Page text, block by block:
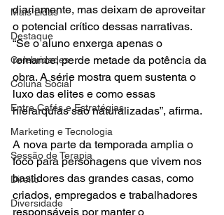
Mais Lidas
Destaque
Celebridades
Coluna Social
Entre Cafés e Estratégias
Marketing e Tecnologia
Sessão de Terapia
Direito
Diversidade
diariamente, mas deixam de aproveitar
o potencial crítico dessas narrativas.
“Se o aluno enxerga apenas o
romance, perde metade da potência da
obra. A série mostra quem sustenta o
luxo das elites e como essas
hierarquias são naturalizadas”, afirma.
A nova parte da temporada amplia o
foco para personagens que vivem nos
bastidores das grandes casas, como
criados, empregados e trabalhadores
responsáveis por manter o